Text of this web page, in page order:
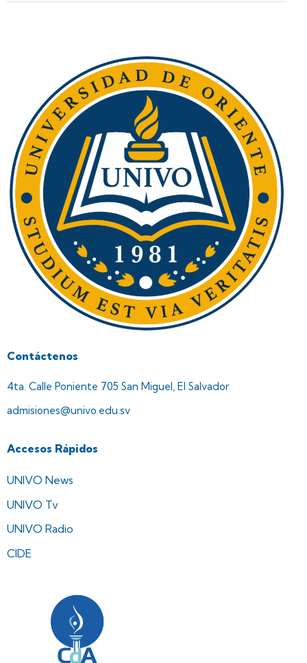
Contáctenos
4ta. Calle Poniente 705 San Miguel, El Salvador
admisiones@univo.edu.sv
Accesos Rápidos
UNIVO News
UNIVO Tv
UNIVO Radio
CIDE